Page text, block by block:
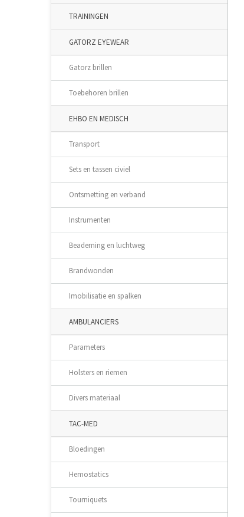
TRAININGEN
GATORZ EYEWEAR
Gatorz brillen
Toebehoren brillen
EHBO EN MEDISCH
Transport
Sets en tassen civiel
Ontsmetting en verband
Instrumenten
Beademing en luchtweg
Brandwonden
Imobilisatie en spalken
AMBULANCIERS
Parameters
Holsters en riemen
Divers materiaal
TAC-MED
Bloedingen
Hemostatics
Tourniquets